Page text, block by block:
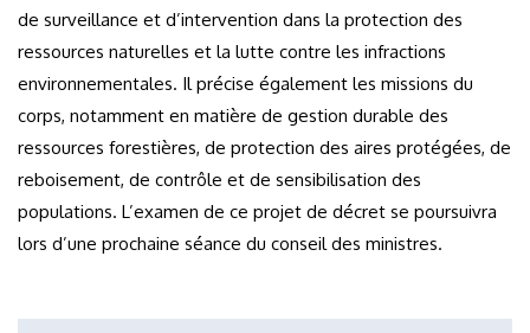
de surveillance et d’intervention dans la protection des
ressources naturelles et la lutte contre les infractions
environnementales. Il précise également les missions du
corps, notamment en matière de gestion durable des
ressources forestières, de protection des aires protégées, de
reboisement, de contrôle et de sensibilisation des
populations. L’examen de ce projet de décret se poursuivra
lors d’une prochaine séance du conseil des ministres.